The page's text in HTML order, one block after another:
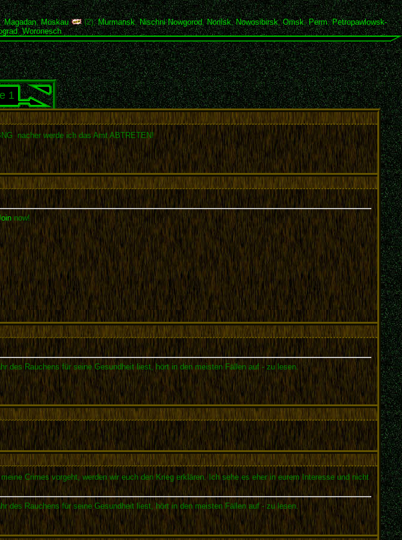
,Magadan,Moskau (2),Murmansk,Nischni Nowgorod,Norilsk,Nowosibirsk,Omsk,Perm,Petropawlowsk-
,Woronesch
1
nacher werde ich das Amt ABTRETEN!
now!
des Rauchens für seine Gesundheit liest, hört in den meisten Fällen auf - zu lesen.
Crimes vorgeht, werden wir euch den Krieg erklären. Ich sehe es eher in eurem Interesse und nicht
des Rauchens für seine Gesundheit liest, hört in den meisten Fällen auf - zu lesen.